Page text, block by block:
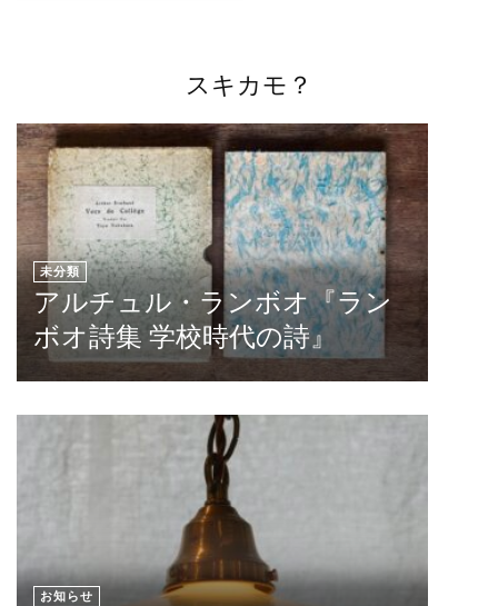
ョ
ン
スキカモ？
未分類
アルチュル・ランボオ『ラン
ボオ詩集 学校時代の詩』
お知らせ